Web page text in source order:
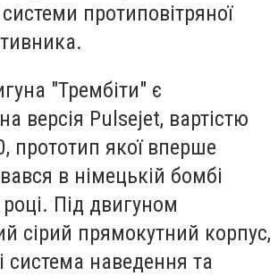
протиповітряної
"Трембіти" є
версія Pulsejet, вартістю
прототип якої вперше
в німецькій бомбі
Під двигуном
сірий прямокутний корпус,
система наведення та